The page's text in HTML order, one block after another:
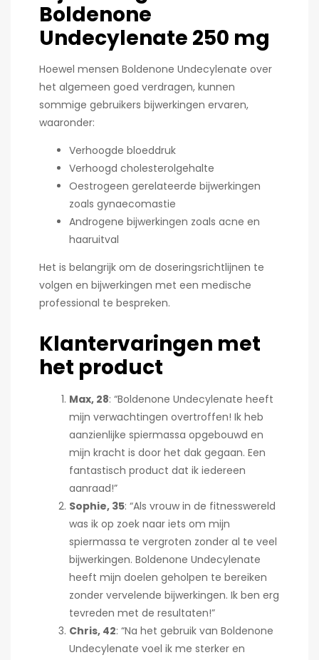
Boldenone
Undecylenate 250 mg
Hoewel mensen Boldenone Undecylenate over
het algemeen goed verdragen, kunnen
sommige gebruikers bijwerkingen ervaren,
waaronder:
Verhoogde bloeddruk
Verhoogd cholesterolgehalte
Oestrogeen gerelateerde bijwerkingen
zoals gynaecomastie
Androgene bijwerkingen zoals acne en
haaruitval
Het is belangrijk om de doseringsrichtlijnen te
volgen en bijwerkingen met een medische
professional te bespreken.
Klantervaringen met
het product
Max, 28: “Boldenone Undecylenate heeft
mijn verwachtingen overtroffen! Ik heb
aanzienlijke spiermassa opgebouwd en
mijn kracht is door het dak gegaan. Een
fantastisch product dat ik iedereen
aanraad!”
Sophie, 35: “Als vrouw in de fitnesswereld
was ik op zoek naar iets om mijn
spiermassa te vergroten zonder al te veel
bijwerkingen. Boldenone Undecylenate
heeft mijn doelen geholpen te bereiken
zonder vervelende bijwerkingen. Ik ben erg
tevreden met de resultaten!”
Chris, 42: “Na het gebruik van Boldenone
Undecylenate voel ik me sterker en